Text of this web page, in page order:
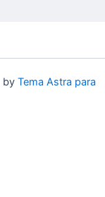
by Tema Astra para